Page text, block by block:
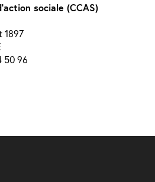
sociale (CCAS)
1897
50 96